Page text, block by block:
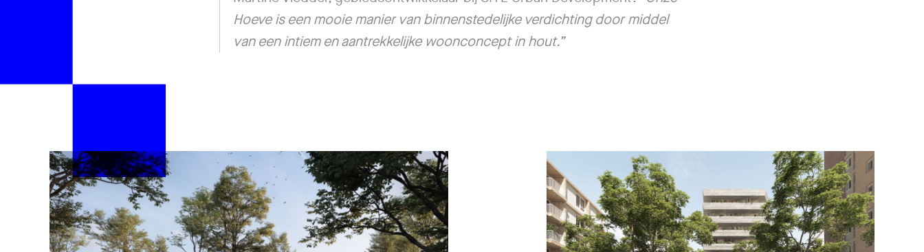
Hoeve is een mooie manier van binnenstedelijke verdichting door middel
van een intiem en aantrekkelijke woonconcept in hout.”